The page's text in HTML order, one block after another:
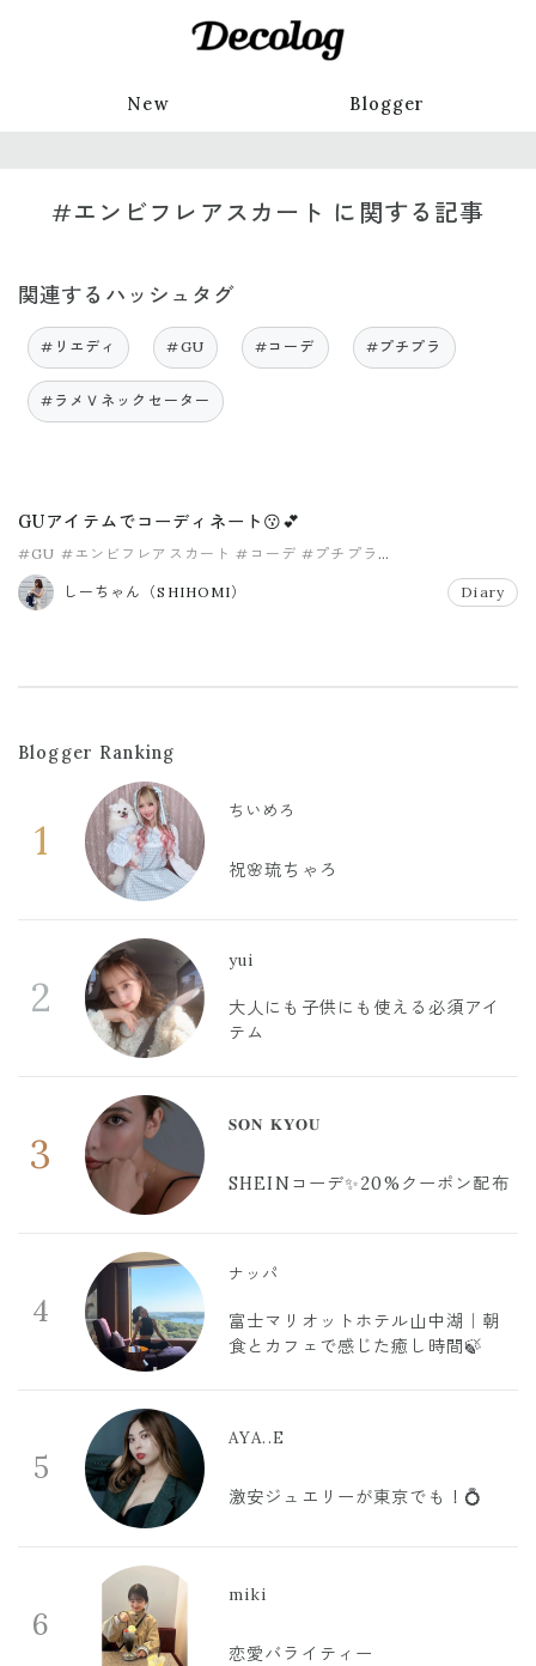
New Blogger
#エンビフレアスカート に関する記事
関連するハッシュタグ
#リエディ #GU #コーデ #プチプラ
#ラメＶネックセーター
GUアイテムでコーディネート😗💕
#GU #エンビフレアスカート #コーデ #プチプラ
#ラメＶネックセーター
しーちゃん（SHIHOMI）
Diary
Blogger Ranking
1
ちいめろ
祝🌸琉ちゃろ
2
yui
大人にも子供にも使える必須アイ
テム
3
𝐒𝐎𝐍 𝐊𝐘𝐎𝐔
SHEINコーデ✨20%クーポン配布
4
ナッパ
富士マリオットホテル山中湖｜朝
食とカフェで感じた癒し時間🍃
5
AYA..E
激安ジュエリーが東京でも！💍
6
miki
恋愛バライティー